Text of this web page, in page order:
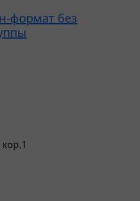
формат без